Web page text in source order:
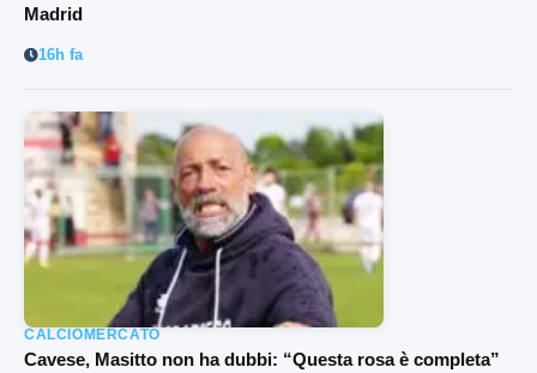
Madrid
16h fa
CALCIOMERCATO
Cavese, Masitto non ha dubbi: “Questa rosa è completa”